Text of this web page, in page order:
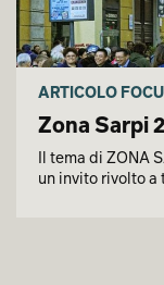
ARTICOLO
Zona Sarpi
Il tema di ZONA
un invito rivolto a